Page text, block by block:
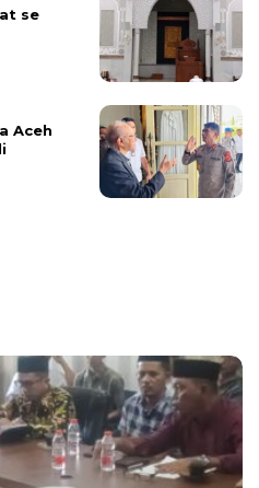
se
Aceh